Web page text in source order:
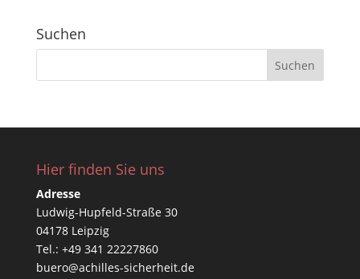
Suchen
Hier finden Sie uns
Adresse
Ludwig-Hupfeld-Straße 30
04178 Leipzig
Tel.: +49 341 22227860
buero@achilles-sicherheit.de